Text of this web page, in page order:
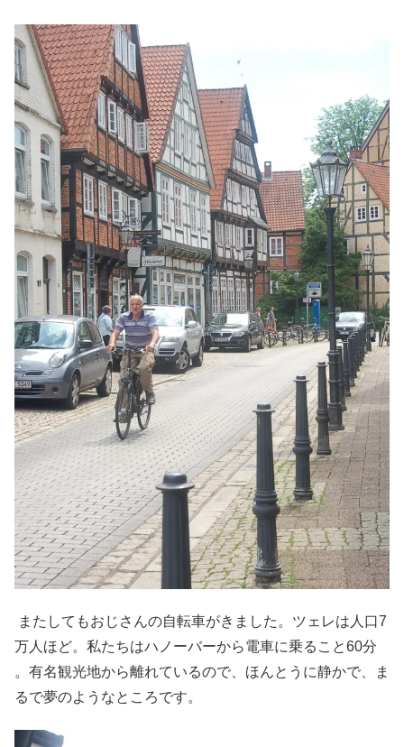
またしてもおじさんの自転車がきました。ツェレは人口7
万人ほど。私たちはハノーバーから電車に乗ること60分
。有名観光地から離れているので、ほんとうに静かで、ま
るで夢のようなところです。